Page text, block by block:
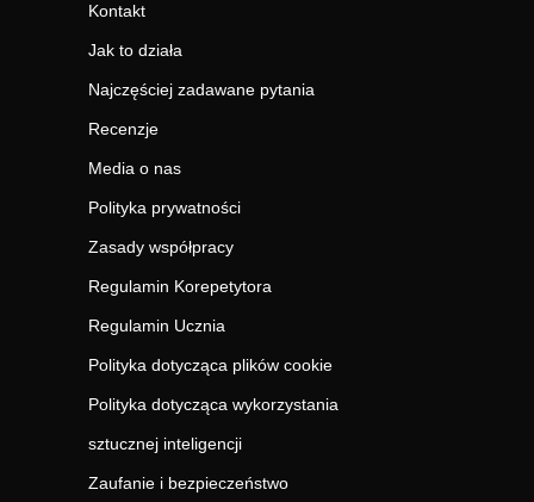
Kontakt
Jak to działa
Najczęściej zadawane pytania
Recenzje
Media o nas
Polityka prywatności
Zasady współpracy
Regulamin Korepetytora
Regulamin Ucznia
Polityka dotycząca plików cookie
Polityka dotycząca wykorzystania
sztucznej inteligencji
Zaufanie i bezpieczeństwo